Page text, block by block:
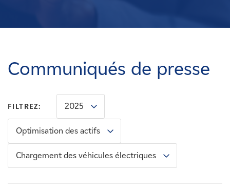
Carrières
Nouvelles
Contactez-nous
Affiliés
Communiqués de presse
FILTREZ: 2025
Optimisation des actifs
Chargement des véhicules électriques